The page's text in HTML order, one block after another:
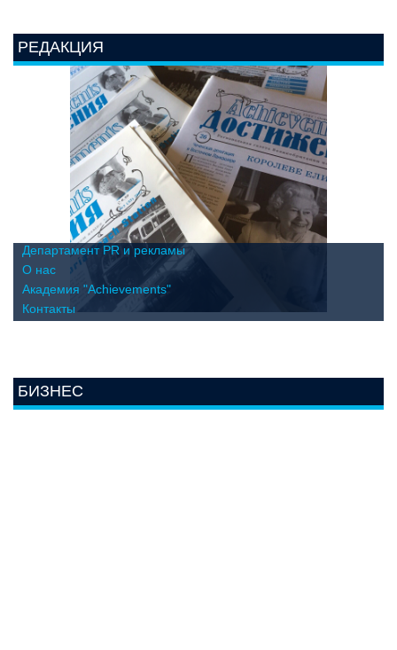
РЕДАКЦИЯ
Департамент PR и рекламы
О нас
Академия "Achievements"
Контакты
БИЗНЕС